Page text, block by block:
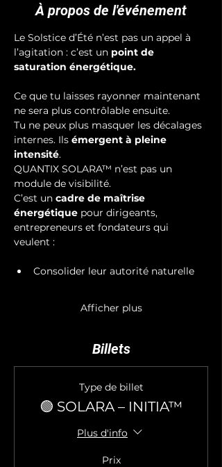
À propos de l'événement
Le Solstice d’Été n’est pas un appel à
l’agitation : c’est un point de
saturation énergétique.
Ce que tu laisses rayonner maintenant
ne sera plus contrôlable ensuite.
Tu ne peux plus masquer les décalages
internes. Ils émergent à pleine
intensité.
QUANTIX SOLARA™ n’est pas un
module de visibilité.
C’est un cadre de maîtrise
énergétique pour dirigeants,
entrepreneurs et fondateurs qui
veulent :
Consolider leur autorité naturelle
Afficher plus
Billets
Type de billet
🟢 SOLARA – INITIA™
Plus d'info
Prix